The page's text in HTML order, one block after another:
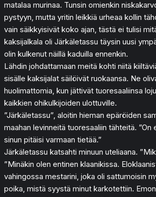
matalaa murinaa. Tunsin omienkin
pystyyn, mutta yritin leikkiä urheaa kollin
vain säikkyisivät koko ajan, tästä ei tulisi
kaksijalkala oli Järkäletassu täysin uusi
olin kulkenut näillä kaduilla ennenkin.
Lähdin johdattamaan meitä kohti niitä
sisälle kaksijalat säilöivät ruokaansa. Ne
huolimattomia, kun jättivät tuoresaaliinsa
kaikkien ohikulkijoiden ulottuville.
”Järkäletassu”, aloitin hieman epäröiden
maahan levinneitä tuoresaaliin tähteitä. ”On
sinun pitäisi varmaan tietää.”
Järkäletassu katsahti minuun uteliaana.
”Minäkin olen entinen klaanikissa.
vahingossa mestarini, joka oli sattumoisin
poika, mistä syystä minut karkotettiin.